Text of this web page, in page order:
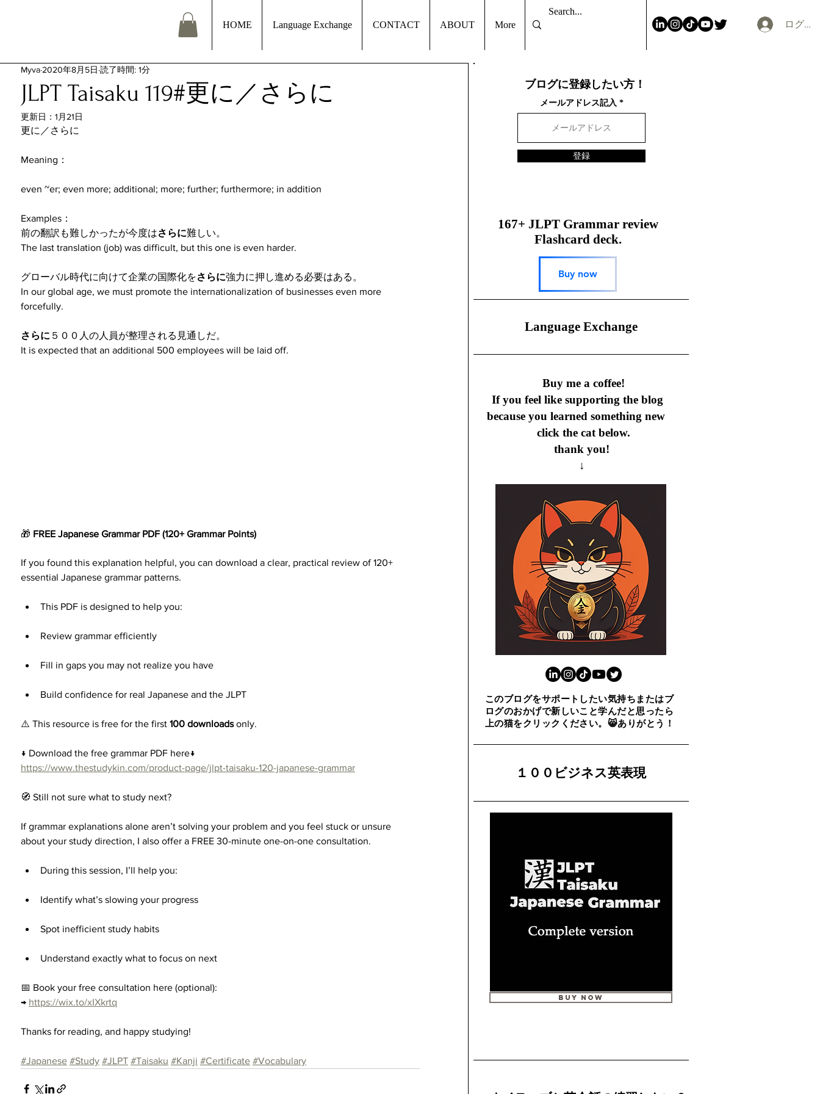
HOME Language Exchange CONTACT ABOUT More ログイ
JLPT Taisaku 119#更に／さらに
Myva 2020年8月5日 読了時間: 1分
更新日： 1月21日
更に／さらに
Meaning：
even ~er; even more; additional; more; further; furthermore; in addition
Examples：
前の翻訳も難しかったが今度はさらに難しい。
The last translation (job) was difficult, but this one is even harder.
グローバル時代に向けて企業の国際化をさらに強力に押し進める必要はある。
In our global age, we must promote the internationalization of businesses even more
forcefully.
さらに ５００人の人員が整理される見通しだ。
It is expected that an additional 500 employees will be laid off.
🎁 FREE Japanese Grammar PDF (120+ Grammar Points)
If you found this explanation helpful, you can download a clear, practical review of 120+
essential Japanese grammar patterns.
This PDF is designed to help you:
Review grammar efficiently
Fill in gaps you may not realize you have
Build confidence for real Japanese and the JLPT
⚠️ This resource is free for the first 100 downloads only.
↓ Download the free grammar PDF here↓
https://www.thestudykin.com/product-page/jlpt-taisaku-120-japanese-grammar
🧭 Still not sure what to study next?
If grammar explanations alone aren’t solving your problem and you feel stuck or unsure
about your study direction, I also offer a FREE 30-minute one-on-one consultation.
During this session, I’ll help you:
Identify what’s slowing your progress
Spot inefficient study habits
Understand exactly what to focus on next
📅 Book your free consultation here (optional):
→ https://wix.to/xIXkrtq
Thanks for reading, and happy studying!
#Japanese #Study #JLPT #Taisaku #Kanji #Certificate #Vocabulary
ブログに登録したい方！
メールアドレス記入
登録
167+ JLPT Grammar review
Flashcard deck.
Buy now
​Language Exchange
Buy me a coffee!
If you feel like supporting the blog
because you learned something new
click the cat below.
thank you!
↓
このブログをサポートしたい気持ちまたはブ
ログのおかげで新しいこと学んだと思ったら
上の猫をクリックください。😸ありがとう！
​１００ビジネス英表現
Buy Now